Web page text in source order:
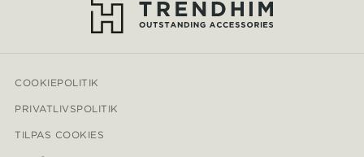
COOKIEPOLITIK
PRIVATLIVSPOLITIK
TILPAS COOKIES